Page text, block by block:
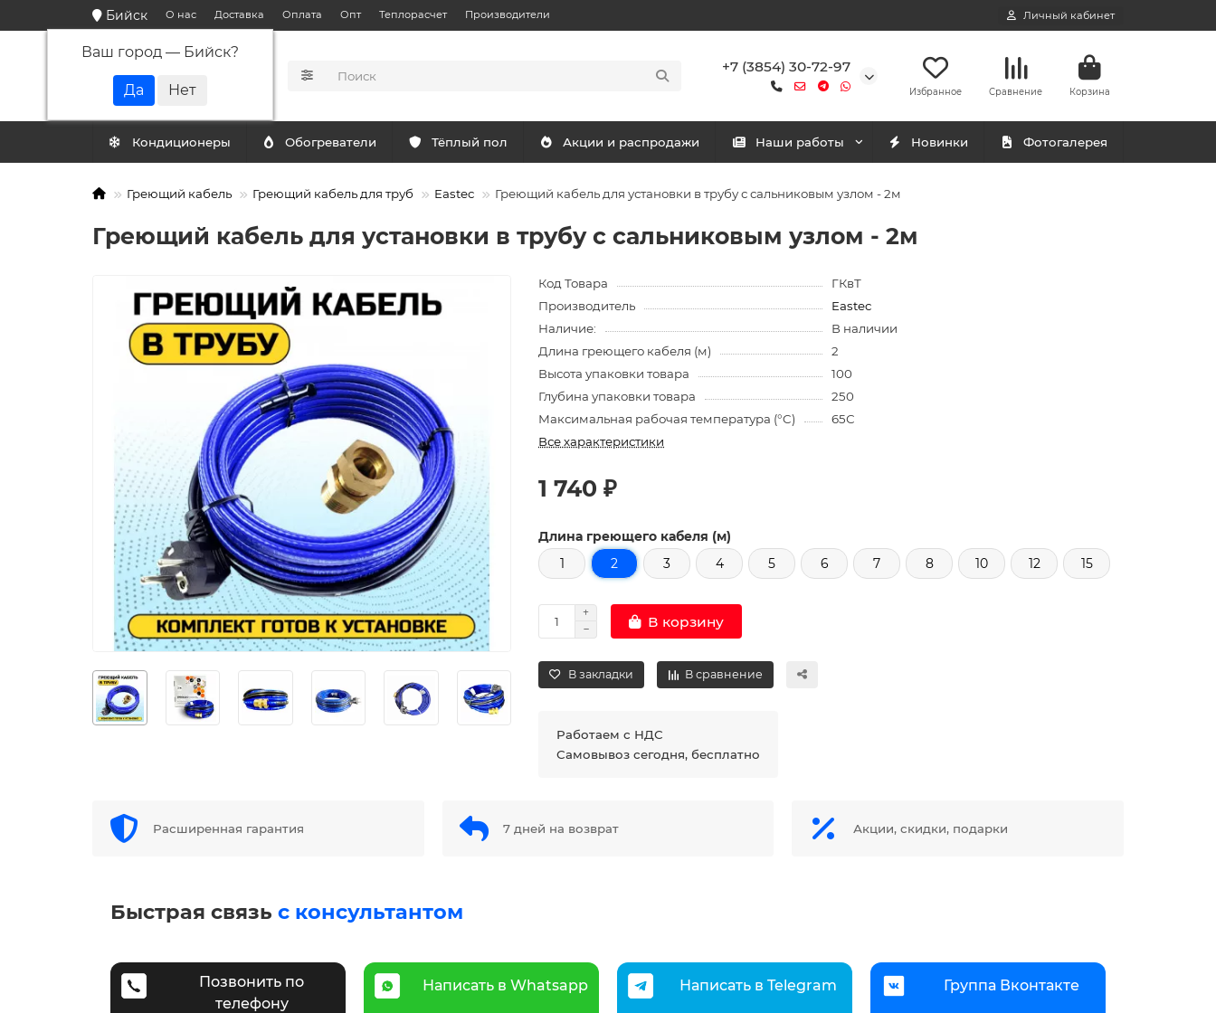
Бийск
Ваш город — Бийск?
О нас Доставка Оплата Опт Теплорасчет Производители Личный кабинет
+7 (3854) 30-72-97
Избранное Сравнение Корзина
Кондиционеры Обогреватели Тёплый пол Акции и распродажи Наши работы Новинки Фотогалерея
Греющий кабель Греющий кабель для труб Eastec Греющий кабель для установки в трубу с сальниковым узлом - 2м
Греющий кабель для установки в трубу с сальниковым узлом - 2м
Код Товара
ГКвТ
Производитель
Eastec
Наличие:
В наличии
Длина греющего кабеля (м)
2
Высота упаковки товара
100
Глубина упаковки товара
250
Максимальная рабочая температура (°C)
65С
Все характеристики
1 740 ₽
Длина греющего кабеля (м)
1
2 3 4 5 6 7 8 10 12 15
В корзину
В закладки В сравнение
Работаем с НДС
Самовывоз сегодня, бесплатно
Расширенная гарантия 7 дней на возврат Акции, скидки, подарки
Быстрая связь с консультантом
Позвонить по
телефону
Написать в Whatsapp Написать в Telegram Группа Вконтакте